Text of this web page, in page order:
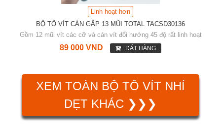
Linh hoạt hơn
BỘ TÔ VÍT CÁN GẤP 13 MŨI TOTAL TACSD30136
Gồm 12 mũi vít các cỡ và cán vít đổi hướng 45 độ rất linh hoạt
89 000 VND ĐẶT HÀNG
XEM TOÀN BỘ TÔ VÍT NHÍ
DẸT KHÁC ❯❯❯